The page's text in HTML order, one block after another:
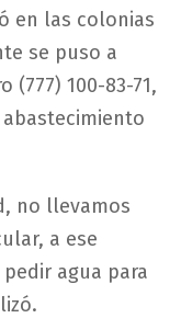
en las colonias
se puso a
100-83-71,
no llevamos
a ese
agua para